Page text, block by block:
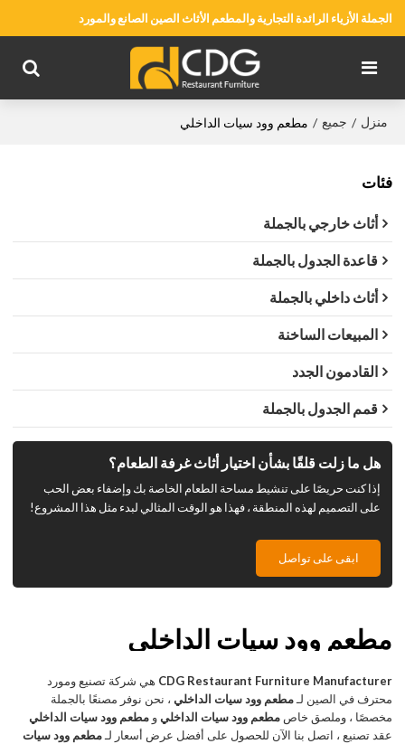
الجملة الأزياء الرائدة التجارية والمطعم الأثاث الصين الصانع والمورد
منزل / جميع / مطعم وود سيات الداخلي
فئات
أثاث خارجي بالجملة
قاعدة الجدول بالجملة
أثاث داخلي بالجملة
المبيعات الساخنة
القادمون الجدد
قمم الجدول بالجملة
هل ما زلت قلقًا بشأن اختيار أثاث غرفة الطعام؟
إذا كنت حريصًا على تنشيط مساحة الطعام الخاصة بك وإضفاء بعض الحب
على التصميم لهذه المنطقة ، فهذا هو الوقت المثالي لبدء مثل هذا المشروع!
ابقى على تواصل
مطعم وود سيات الداخلي
CDG Restaurant Furniture Manufacturer هي شركة تصنيع ومورد
محترف في الصين لـمطعم وود سيات الداخلي ، نحن نوفر مصنعًا بالجملة
مخصصًا ، وملصق خاصمطعم وود سيات الداخليومطعم وود سيات الداخلي
عقد تصنيع ، اتصل بنا الآن للحصول على أفضل عرض أسعار لـمطعم وود سيات